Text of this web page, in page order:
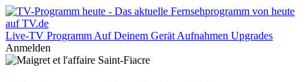
Live-TV Programm Auf Deinem Gerät Aufnahmen Upgrades
Anmelden